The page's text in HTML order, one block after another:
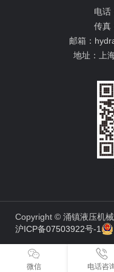
电话
传真
邮箱：
地址：
上
Copyright © 涌镇液压机
沪ICP备07503922号-1
微信 电话咨